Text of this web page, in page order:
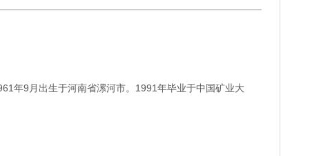
年9月出生于河南省漯河市。1991年毕业于中国矿业大